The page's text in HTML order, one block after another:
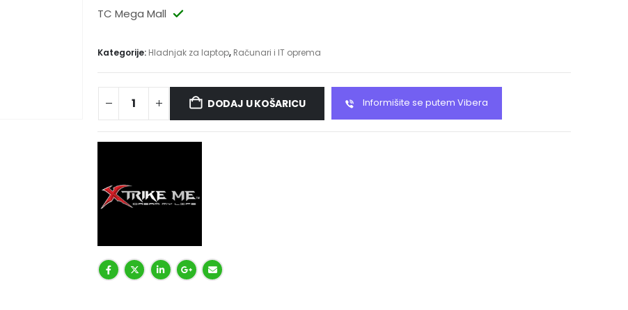
TC Mega Mall
Kategorije: Hladnjak za laptop, Računari i IT oprema
DODAJ U KOŠARICU Informišite se putem Vibera